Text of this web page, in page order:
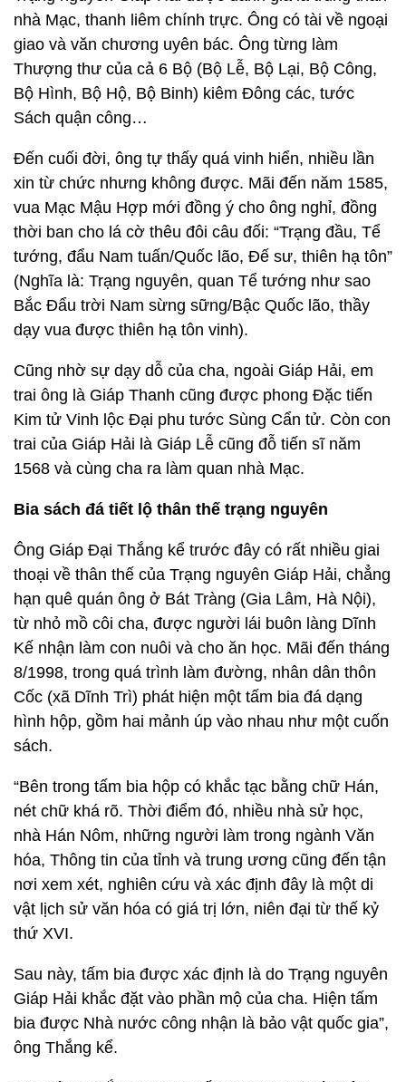
nhà Mạc, thanh liêm chính trực. Ông có tài về ngoại
giao và văn chương uyên bác. Ông từng làm
Thượng thư của cả 6 Bộ (Bộ Lễ, Bộ Lại, Bộ Công,
Bộ Hình, Bộ Hộ, Bộ Binh) kiêm Đông các, tước
Sách quận công…
Đến cuối đời, ông tự thấy quá vinh hiển, nhiều lần
xin từ chức nhưng không được. Mãi đến năm 1585,
vua Mạc Mậu Hợp mới đồng ý cho ông nghỉ, đồng
thời ban cho lá cờ thêu đôi câu đối: “Trạng đầu, Tể
tướng, đẩu Nam tuấn/Quốc lão, Đế sư, thiên hạ tôn”
(Nghĩa là: Trạng nguyên, quan Tể tướng như sao
Bắc Đẩu trời Nam sừng sững/Bậc Quốc lão, thầy
dạy vua được thiên hạ tôn vinh).
Cũng nhờ sự dạy dỗ của cha, ngoài Giáp Hải, em
trai ông là Giáp Thanh cũng được phong Đặc tiến
Kim tử Vinh lộc Đại phu tước Sùng Cẩn tử. Còn con
trai của Giáp Hải là Giáp Lễ cũng đỗ tiến sĩ năm
1568 và cùng cha ra làm quan nhà Mạc.
Bia sách đá tiết lộ thân thế trạng nguyên
Ông Giáp Đại Thắng kể trước đây có rất nhiều giai
thoại về thân thế của Trạng nguyên Giáp Hải, chẳng
hạn quê quán ông ở Bát Tràng (Gia Lâm, Hà Nội),
từ nhỏ mồ côi cha, được người lái buôn làng Dĩnh
Kế nhận làm con nuôi và cho ăn học. Mãi đến tháng
8/1998, trong quá trình làm đường, nhân dân thôn
Cốc (xã Dĩnh Trì) phát hiện một tấm bia đá dạng
hình hộp, gồm hai mảnh úp vào nhau như một cuốn
sách.
“Bên trong tấm bia hộp có khắc tạc bằng chữ Hán,
nét chữ khá rõ. Thời điểm đó, nhiều nhà sử học,
nhà Hán Nôm, những người làm trong ngành Văn
hóa, Thông tin của tỉnh và trung ương cũng đến tận
nơi xem xét, nghiên cứu và xác định đây là một di
vật lịch sử văn hóa có giá trị lớn, niên đại từ thế kỷ
thứ XVI.
Sau này, tấm bia được xác định là do Trạng nguyên
Giáp Hải khắc đặt vào phần mộ của cha. Hiện tấm
bia được Nhà nước công nhận là bảo vật quốc gia”,
ông Thắng kể.